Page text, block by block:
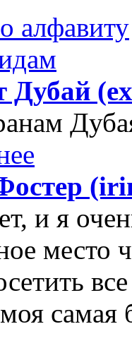
алфавиту
Дубай
и я
место
самая